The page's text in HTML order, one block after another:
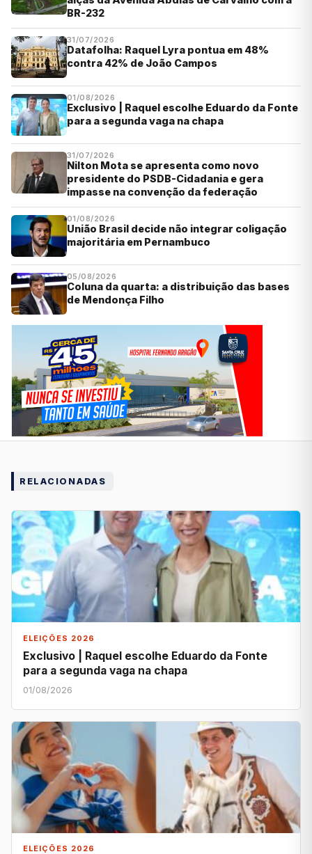
BR-232
31/07/2026
Datafolha: Raquel Lyra pontua em 48%
contra 42% de João Campos
01/08/2026
Exclusivo | Raquel escolhe Eduardo da Fonte
para a segunda vaga na chapa
31/07/2026
Nilton Mota se apresenta como novo
presidente do PSDB-Cidadania e gera
impasse na convenção da federação
01/08/2026
União Brasil decide não integrar coligação
majoritária em Pernambuco
05/08/2026
Coluna da quarta: a distribuição das bases
de Mendonça Filho
RELACIONADAS
ELEIÇÕES 2026
Exclusivo | Raquel escolhe Eduardo da Fonte
para a segunda vaga na chapa
01/08/2026
ELEIÇÕES 2026